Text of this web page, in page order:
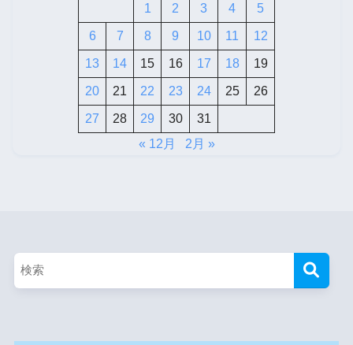
1 2 3 4 5
6 7 8 9 10 11 12
13 14 15 16 17 18 19
20 21 22 23 24 25 26
27 28 29 30
31
« 12月
2月 »